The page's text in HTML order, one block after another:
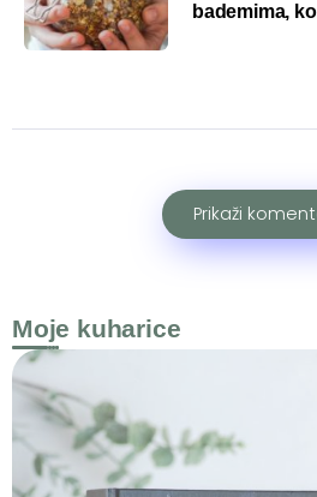
bademima,
Prikaži
Moje kuharice